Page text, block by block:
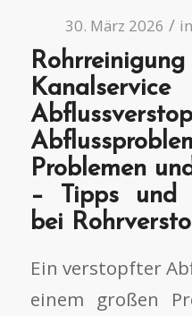
30. März 2026 /
Problemen
– Tipps und
bei
Ein verstopfter
einem großen